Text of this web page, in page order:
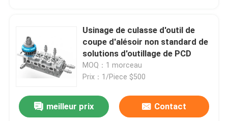
Aperçu
Produits
A propos de nous
Usinage de culasse d'outil de
coupe d'alésoir non standard de
solutions d'outillage de PCD
MOQ：1 morceau
Prix：1/Piece $500
meilleur prix Contact